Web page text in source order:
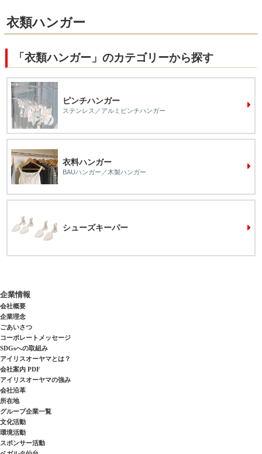
衣類ハンガー
「衣類ハンガー」のカテゴリーから探す
ピンチハンガー
ステンレス／アルミピンチハンガー
衣料ハンガー
BAUハンガー／木製ハンガー
シューズキーパー
企業情報
会社概要
企業理念
ごあいさつ
コーポレートメッセージ
SDGsへの取組み
アイリスオーヤマとは？
会社案内 PDF
アイリスオーヤマの強み
会社沿革
所在地
グループ企業一覧
文化活動
環境活動
スポンサー活動